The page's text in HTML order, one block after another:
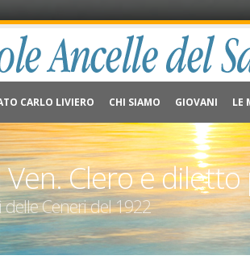
CARLO LIVIERO CHI SIAMO GIOVANI LE
Ven. Clero e
Ceneri del 1922